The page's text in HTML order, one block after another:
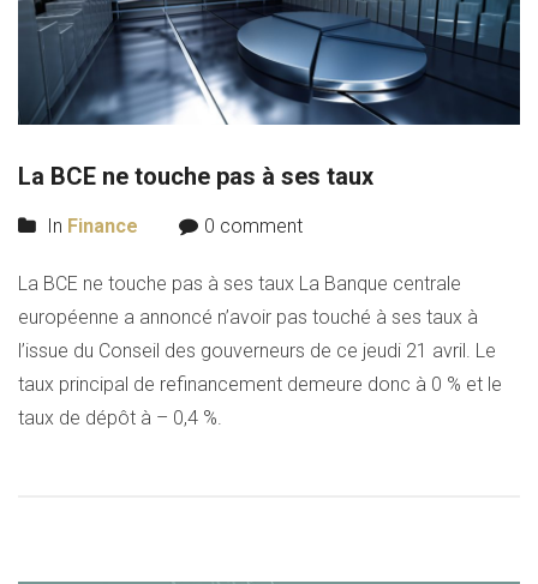
La BCE ne touche pas à ses taux
In Finance 0 comment
La BCE ne touche pas à ses taux La Banque centrale
européenne a annoncé n’avoir pas touché à ses taux à
l’issue du Conseil des gouverneurs de ce jeudi 21 avril. Le
taux principal de refinancement demeure donc à 0 % et le
taux de dépôt à – 0,4 %.